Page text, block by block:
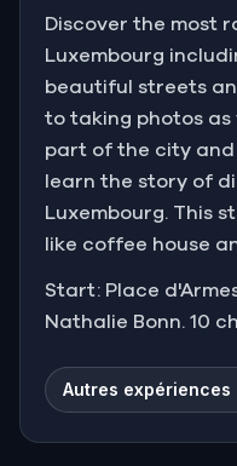
Discover the most
Luxembourg
beautiful streets
to taking photos as
part of the city and
learn the story of
Luxembourg. This
like coffee house
Start: Place
Nathalie Bonn. 10
Autres expériences